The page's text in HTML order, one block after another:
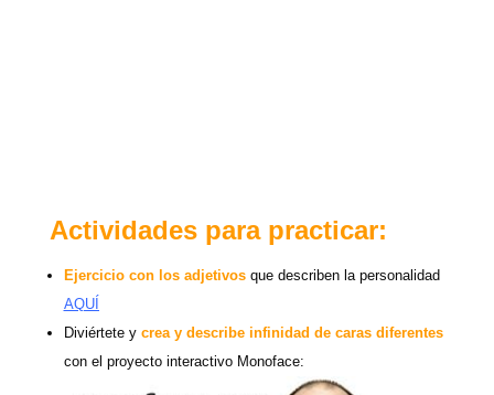
Actividades para practicar:
Ejercicio con los adjetivosque describen la personalidad
AQUÍ
Diviértete y crea y describe infinidad de caras diferentes
con el proyecto interactivo Monoface: